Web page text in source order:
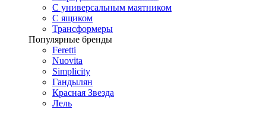
С универсальным маятником
С ящиком
Трансформеры
Популярные бренды
Feretti
Nuovita
Simplicity
Гандылян
Красная Звезда
Лель